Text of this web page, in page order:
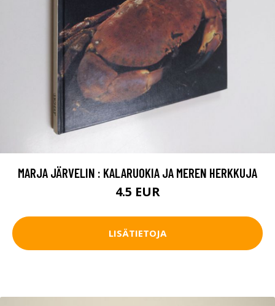
MARJA JÄRVELIN : KALARUOKIA JA MEREN HERKKUJA
4.5 EUR
LISÄTIETOJA